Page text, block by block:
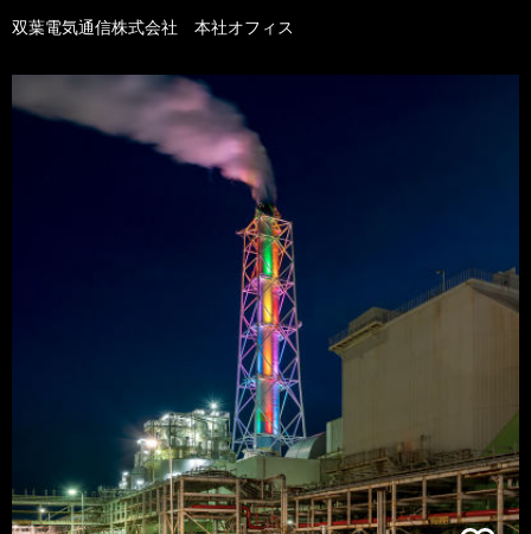
双葉電気通信株式会社 本社オフィス